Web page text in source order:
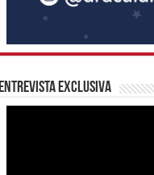
Entrevista Exclusiva